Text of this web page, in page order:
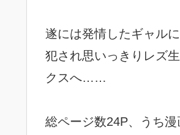
遂には発情したギャル
犯され思いっきりレズ
クスへ……
総ページ数24P、うち漫